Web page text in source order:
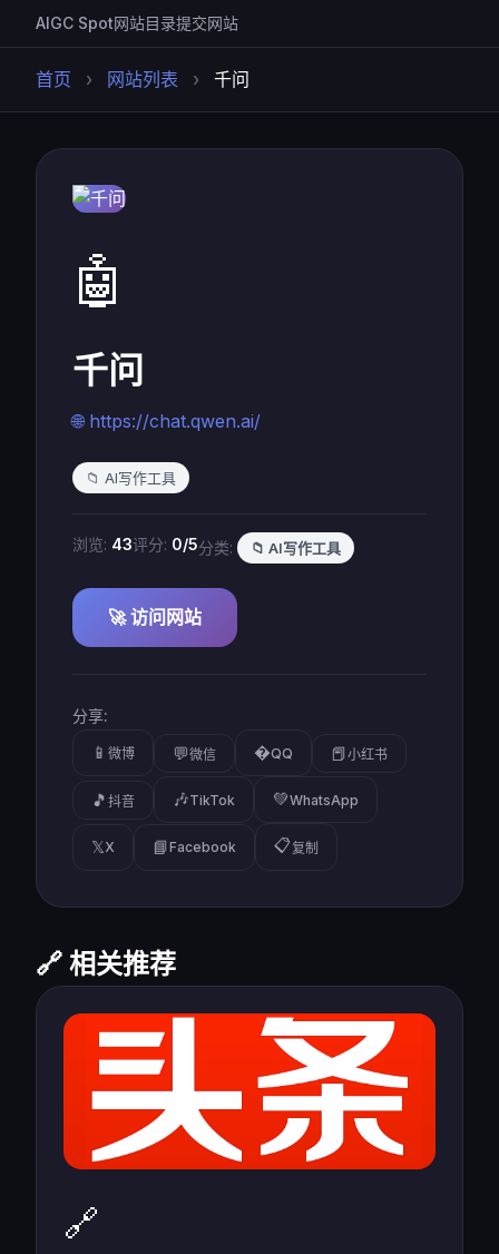
AIGC Spot网站目录提交网站
首页 › 网站列表 › 千问
🤖
千问
🌐 https://chat.qwen.ai/
📁 AI写作工具
浏览: 43评分: 0/5分类: 📁 AI写作工具
🚀 访问网站
分享:
📱 微博 💬微信 �QQ 📕 小红书
🎵 抖音 🎶TikTok 💚WhatsApp
𝕏X 📘Facebook 📋复制
🔗 相关推荐
🔗